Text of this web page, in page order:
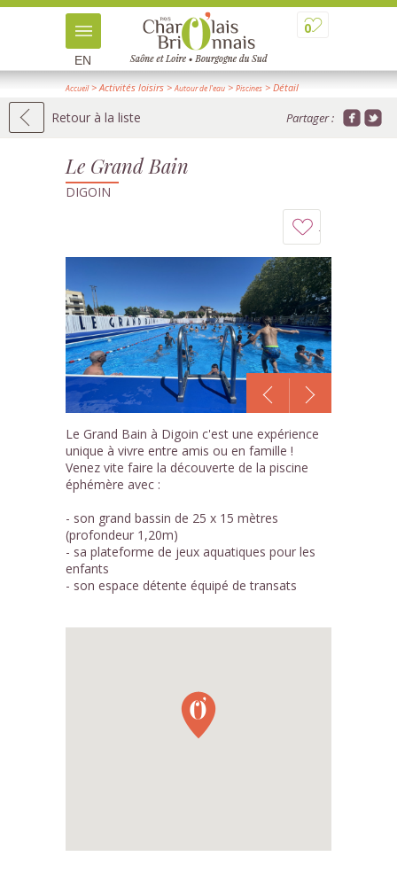
0
EN
Accueil> Activités loisirs >Autour de l'eau > Piscines > Détail
Retour à la liste Partager :
Le Grand Bain
DIGOIN
à
mon
carnet
1 /3
Le Grand Bain à Digoin c'est une expérience
unique à vivre entre amis ou en famille !
Venez vite faire la découverte de la piscine
éphémère avec :
- son grand bassin de 25 x 15 mètres
(profondeur 1,20m)
- sa plateforme de jeux aquatiques pour les
enfants
- son espace détente équipé de transats